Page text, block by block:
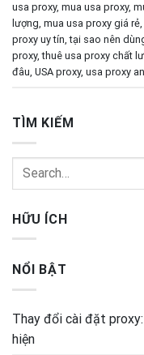
usa proxy, mua usa proxy,
lượng, mua usa proxy giá rẻ,
proxy uy tín,tại sao nên
proxy,thuê usa proxy chất
đâu, USA proxy, usa proxy
TÌM KIẾM
HỮU ÍCH
NỔI BẬT
Thay đổi cài đặt
hiện